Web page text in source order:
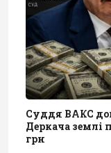
Суддя ВАКС
Деркача землі
грн